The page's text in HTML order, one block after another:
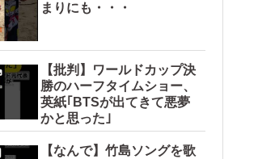
まりにも・・・
【批判】ワールドカップ決
勝のハーフタイムショー、
英紙｢BTSが出てきて悪夢
かと思った｣
【なんで】竹島ソングを歌